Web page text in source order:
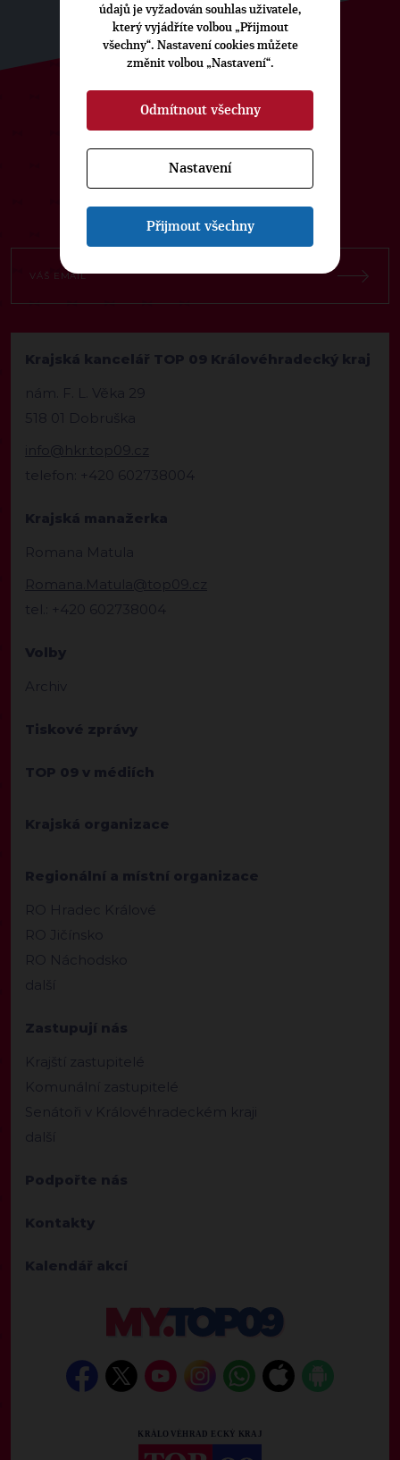
ODEBÍREJTE NÁŠ TOPOVÝ
NEWSLETTER
Krajská kancelář TOP 09 Královéhradecký kraj
nám. F. L. Věka 29
518 01 Dobruška
info@hkr.top09.cz
telefon: +420 602738004
Krajská manažerka
Romana Matula
Romana.Matula@top09.cz
tel.: +420 602738004
Volby
Archiv
Tiskové zprávy
TOP 09 v médiích
Krajská organizace
Regionální a místní organizace
RO Hradec Králové
RO Jičínsko
RO Náchodsko
další
Zastupují nás
Krajští zastupitelé
Komunální zastupitelé
Senátoři v Královéhradeckém kraji
další
Podpořte nás
Kontakty
Kalendář akcí
údajů je vyžadován souhlas uživatele,
který vyjádříte volbou „Přijmout
všechny“. Nastavení cookies můžete
změnit volbou „Nastavení“.
Odmítnout všechny
Nastavení
Přijmout všechny